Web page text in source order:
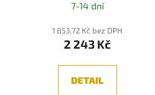
7-14 dní
1 853,72 Kč bez DPH
2 243 Kč
DETAIL